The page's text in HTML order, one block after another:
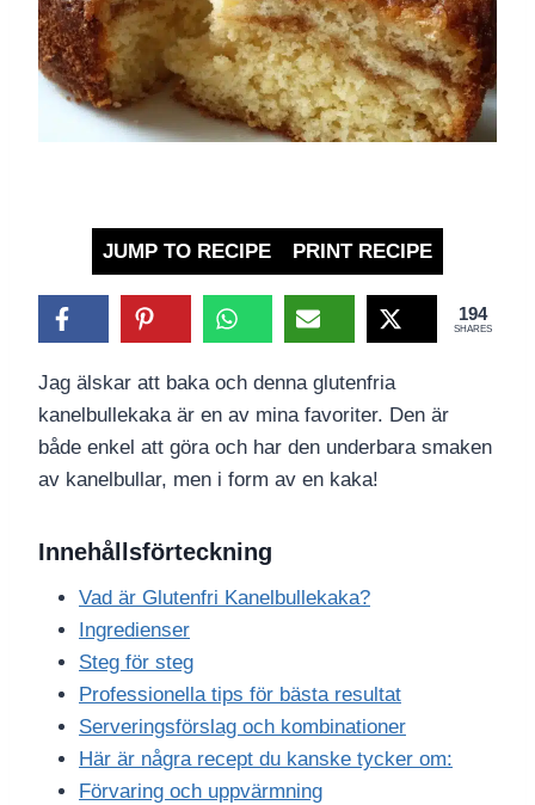
JUMP TO RECIPE PRINT RECIPE
194
SHARES
Jag älskar att baka och denna glutenfria
kanelbullekaka är en av mina favoriter. Den är
både enkel att göra och har den underbara smaken
av kanelbullar, men i form av en kaka!
Innehållsförteckning
Vad är Glutenfri Kanelbullekaka?
Ingredienser
Steg för steg
Professionella tips för bästa resultat
Serveringsförslag och kombinationer
Här är några recept du kanske tycker om:
Förvaring och uppvärmning